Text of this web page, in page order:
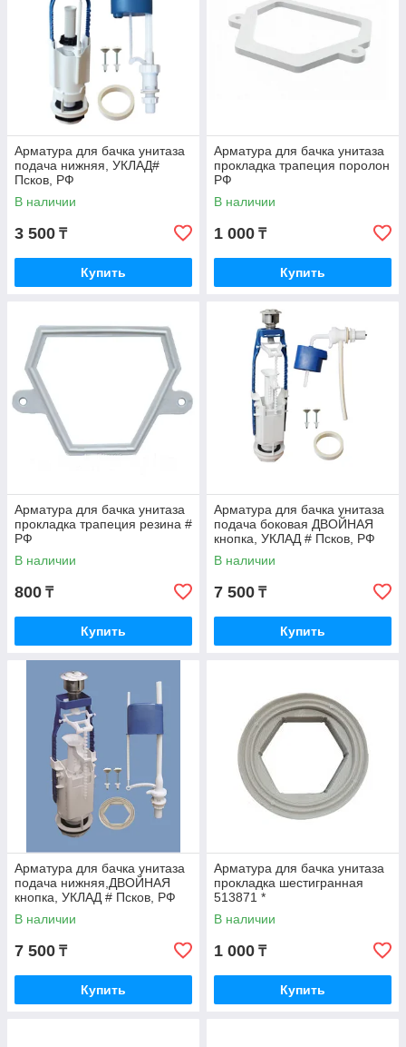
Арматура для бачка унитаза
подача нижняя, УКЛАД#
Псков, РФ
В наличии
3 500 ₸
Купить
Арматура для бачка унитаза
прокладка трапеция поролон
РФ
В наличии
1 000 ₸
Купить
Арматура для бачка унитаза
прокладка трапеция резина #
РФ
В наличии
800 ₸
Купить
Арматура для бачка унитаза
подача боковая ДВОЙНАЯ
кнопка, УКЛАД # Псков, РФ
В наличии
7 500 ₸
Купить
Арматура для бачка унитаза
подача нижняя,ДВОЙНАЯ
кнопка, УКЛАД # Псков, РФ
В наличии
7 500 ₸
Купить
Арматура для бачка унитаза
прокладка шестигранная
513871 *
В наличии
1 000 ₸
Купить